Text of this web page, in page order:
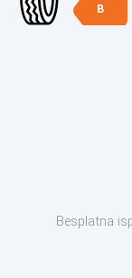
B
Besplatna